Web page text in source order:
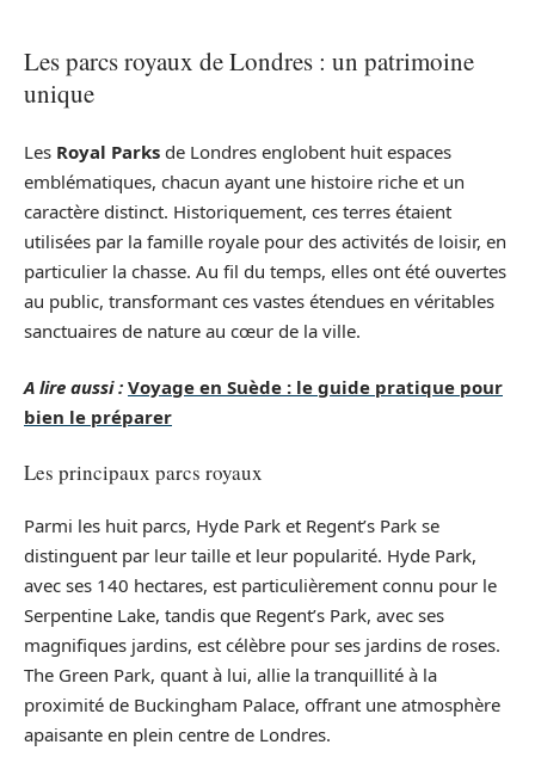
Les parcs royaux de Londres : un patrimoine
unique
Les Royal Parks de Londres englobent huit espaces
emblématiques, chacun ayant une histoire riche et un
caractère distinct. Historiquement, ces terres étaient
utilisées par la famille royale pour des activités de loisir, en
particulier la chasse. Au fil du temps, elles ont été ouvertes
au public, transformant ces vastes étendues en véritables
sanctuaires de nature au cœur de la ville.
A lire aussi : Voyage en Suède : le guide pratique pour
bien le préparer
Les principaux parcs royaux
Parmi les huit parcs, Hyde Park et Regent’s Park se
distinguent par leur taille et leur popularité. Hyde Park,
avec ses 140 hectares, est particulièrement connu pour le
Serpentine Lake, tandis que Regent’s Park, avec ses
magnifiques jardins, est célèbre pour ses jardins de roses.
The Green Park, quant à lui, allie la tranquillité à la
proximité de Buckingham Palace, offrant une atmosphère
apaisante en plein centre de Londres.